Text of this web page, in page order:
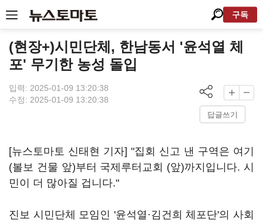
구독
(현장+)시민단체, 한남동서 '윤석열 체
포' 무기한 농성 돌입
입력: 2025-01-09 13:20:38
수정: 2025-01-09 13:20:38
답글쓰기
[뉴스토마토 신태현 기자] "집회 신고 낸 구역은 여기
(볼보 건물 앞)부터 국제루터교회 (앞)까지입니다. 시
민이 더 많아질 겁니다."
진보 시민단체 모임인 '윤석열·김건희 체포단'의 사회